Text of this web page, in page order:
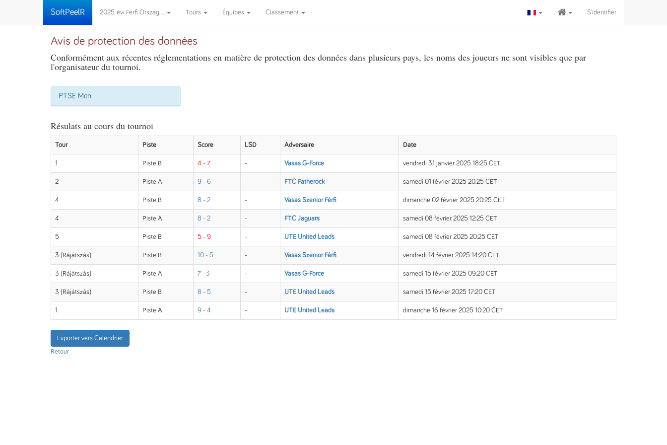
SoftPeelR 2025. évi Férfi Ország... Tours Équipes Classement S'identifier
Avis de protection des données
Conformément aux récentes réglementations en matière de protection des données dans plusieurs pays, les noms des joueurs ne sont visibles que par
l'organisateur du tournoi.
PTSE Men
Résulats au cours du tournoi
Tour Piste Score LSD Adversaire Date
1 Piste B 4 - 7 - Vasas G-Force vendredi 31 janvier 2025 18:25 CET
2 Piste A 9 - 6 - FTC Fatherock samedi 01 février 2025 20:25 CET
4 Piste B 8 - 2 - Vasas Szenior Férfi dimanche 02 février 2025 20:25 CET
4 Piste A 8 - 2 - FTC Jaguars samedi 08 février 2025 12:25 CET
5 Piste B 5 - 9 - UTE United Leads samedi 08 février 2025 20:25 CET
3 (Rájátszás) Piste B 10 - 5 - Vasas Szenior Férfi vendredi 14 février 2025 14:20 CET
3 (Rájátszás) Piste A 7 - 3 - Vasas G-Force samedi 15 février 2025 09:20 CET
3 (Rájátszás) Piste B 8 - 5 - UTE United Leads samedi 15 février 2025 17:20 CET
1 Piste A 9 - 4 - UTE United Leads dimanche 16 février 2025 10:20 CET
Exporter vers Calendrier
Retour